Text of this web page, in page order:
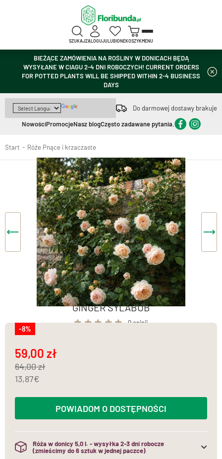
BIEŻĄCE ZAMÓWIENIA NA ROŚLINY W DONICACH BĘDĄ
WYSYŁANE W CIAGU 2-4 DNI ROBOCZYCH! CURRENT ORDERS
FOR POTTED PLANTS WILL BE SHIPPED WITHIN 2-4 BUSINESS
DAYS
Do darmowej dostawy brakuje
NowościPromocjeNasz blogCzęsto zadawane pytania.
SZUKAJZALOGUJULUBIONEKOSZYKMENU
Start Róże Pnące i krzaczaste
GINGER SYLABUB
0 opinii
-8%
59,00
64,00
13,87
POWIADOM O DOSTĘPNOŚCI
Róża w donicy 5,0 l. - wysyłka 2-3 dni robocze
(zmieścimy do 6 sztuk w jednej paczce)